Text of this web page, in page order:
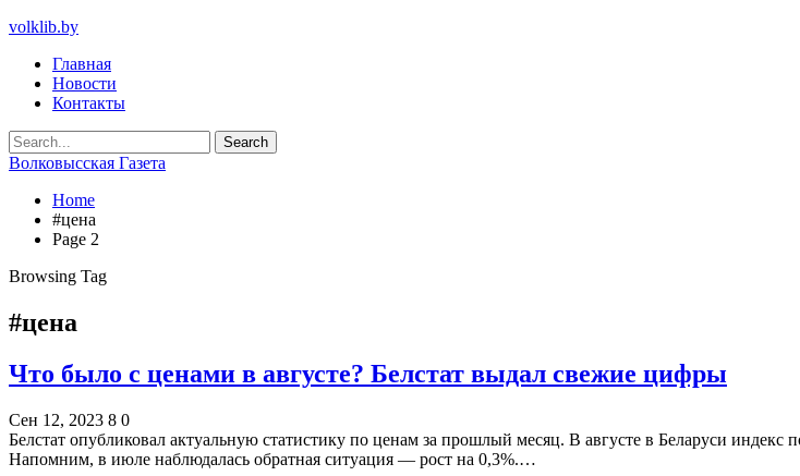
volklib.by
Главная
Новости
Контакты
Волковысская Газета
Home
#цена
Page 2
Browsing Tag
#цена
Что было с ценами в августе? Белстат выдал свежие цифры
Сен 12, 2023 8 0
Белстат опубликовал актуальную статистику по ценам за прошлый месяц. В августе в Беларуси
Напомним, в июле наблюдалась обратная ситуация — рост на 0,3%.…